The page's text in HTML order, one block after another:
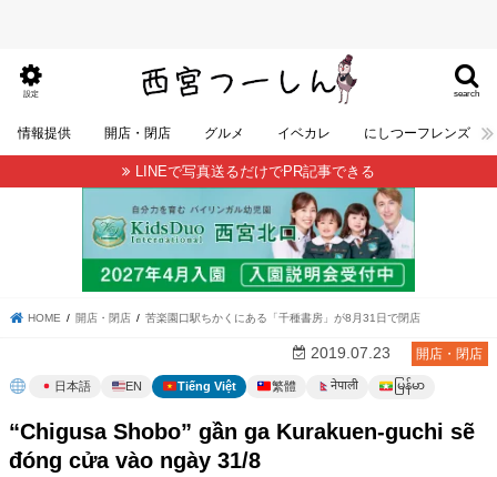
search
設定
情報提供 開店・閉店 グルメ イベカレ にしつーフレンズ
LINEで写真送るだけでPR記事できる
HOME 開店・閉店 苦楽園口駅ちかくにある「千種書房」が8月31日で閉店
開店・閉店
2019.07.23
日本語 EN Tiếng Việt 繁體 नेपाली မြန်မာ
“Chigusa Shobo” gần ga Kurakuen-guchi sẽ
đóng cửa vào ngày 31/8